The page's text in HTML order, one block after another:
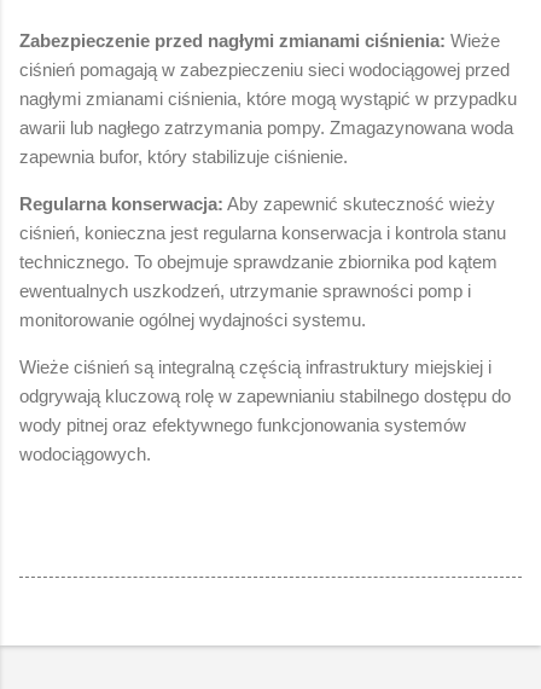
Zabezpieczenie przed nagłymi zmianami ciśnienia: Wieże
ciśnień pomagają w zabezpieczeniu sieci wodociągowej przed
nagłymi zmianami ciśnienia, które mogą wystąpić w przypadku
awarii lub nagłego zatrzymania pompy. Zmagazynowana woda
zapewnia bufor, który stabilizuje ciśnienie.
Regularna konserwacja: Aby zapewnić skuteczność wieży
ciśnień, konieczna jest regularna konserwacja i kontrola stanu
technicznego. To obejmuje sprawdzanie zbiornika pod kątem
ewentualnych uszkodzeń, utrzymanie sprawności pomp i
monitorowanie ogólnej wydajności systemu.
Wieże ciśnień są integralną częścią infrastruktury miejskiej i
odgrywają kluczową rolę w zapewnianiu stabilnego dostępu do
wody pitnej oraz efektywnego funkcjonowania systemów
wodociągowych.